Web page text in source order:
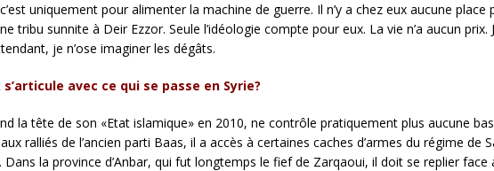
uniquement pour alimenter la machine de guerre. Il n’y a chez eux aucune place
tribu sunnite à Deir Ezzor. Seule l’idéologie compte pour eux. La vie n’a aucun prix.
je n’ose imaginer les dégâts.
avec ce qui se passe en Syrie?
la tête de son «Etat islamique» en 2010, ne contrôle pratiquement plus aucune
ralliés de l’ancien parti Baas, il a accès à certaines caches d’armes du régime de
la province d’Anbar, qui fut longtemps le fief de Zarqaoui, il doit se replier face